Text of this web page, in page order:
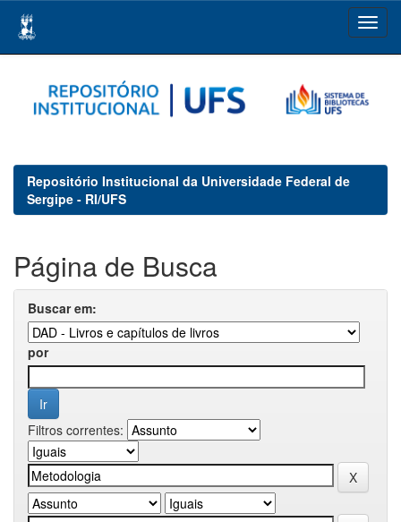
navigation
Repositório Institucional da Universidade Federal de
Sergipe - RI/UFS
Página de Busca
Buscar em:
por
Filtros correntes: